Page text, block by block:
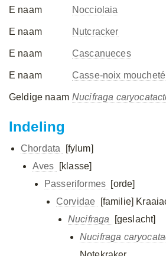
E naam Nocciolaia
E naam Nutcracker
E naam Cascanueces
E naam Casse-noix moucheté
Geldige naam Nucifraga
Indeling
Chordata
[fylum]
Aves
[klasse]
Passeriformes [orde]
Corvidae
[familie]
Nucifraga
[geslacht]
Nucifraga